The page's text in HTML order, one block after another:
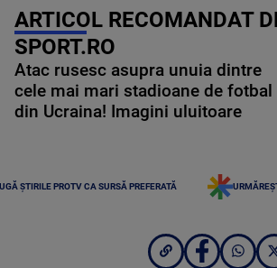
ARTICOL RECOMANDAT
SPORT.RO
Atac rusesc asupra unuia dintre
cele mai mari stadioane de fotbal
din Ucraina! Imagini uluitoare
ȘTIRILE PROTV CA SURSĂ PREFERATĂ